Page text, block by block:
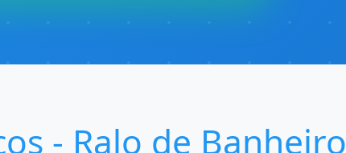
- Ralo de Banheiro